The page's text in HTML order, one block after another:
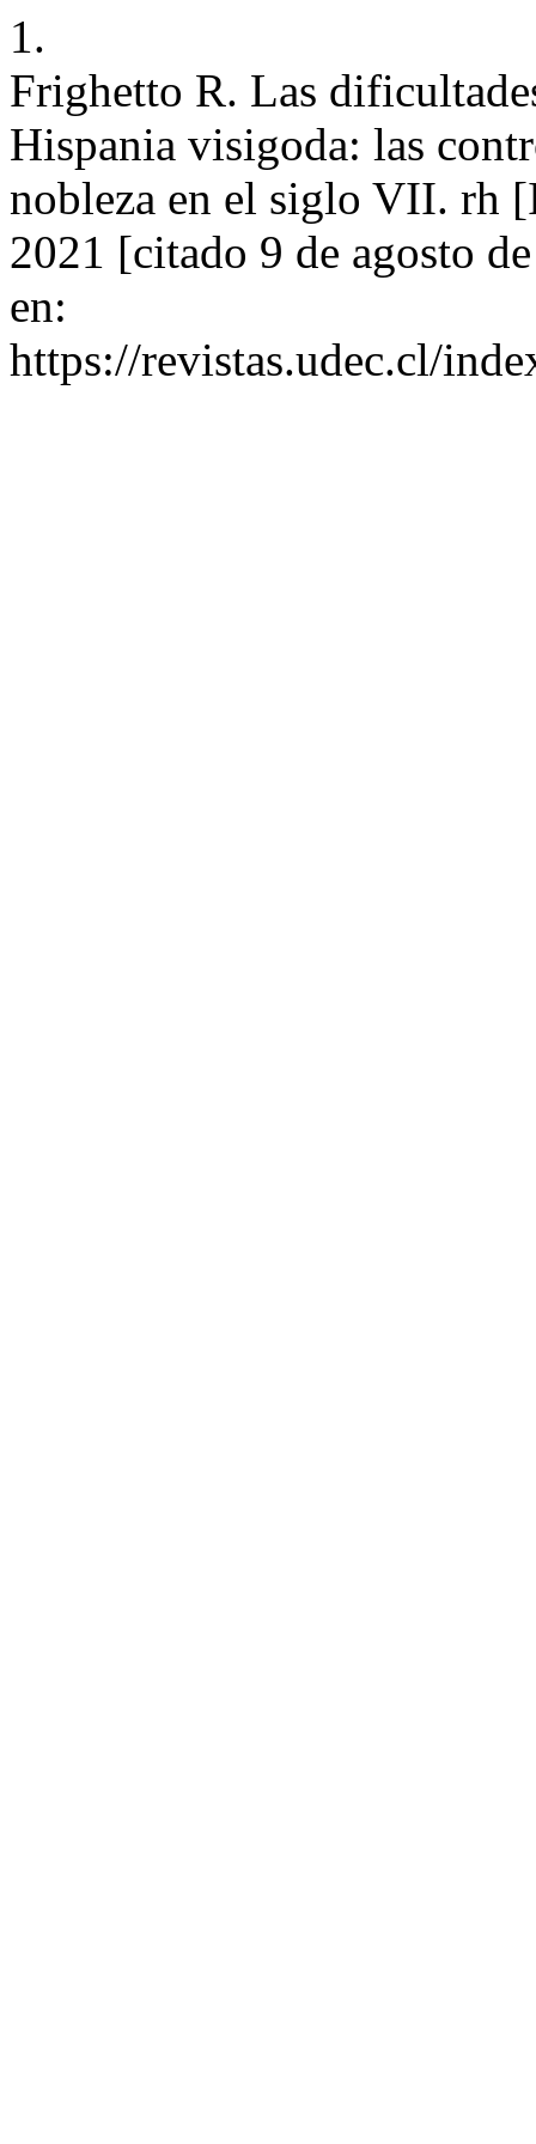
1.
Frighetto R. Las
Hispania visigoda: las
nobleza en el siglo VII. rh
2021 [citado 9 de agosto
en:
https://revistas.udec.cl/